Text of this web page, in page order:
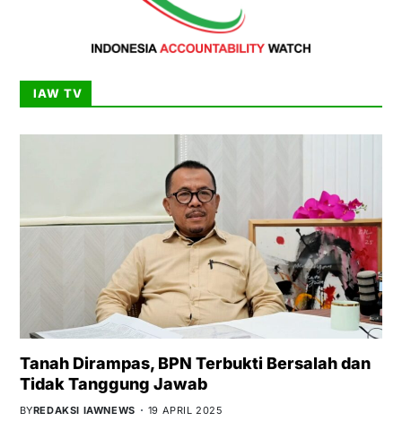
IAW TV
Tanah Dirampas, BPN Terbukti Bersalah dan
Tidak Tanggung Jawab
BYREDAKSI IAWNEWS 19 APRIL 2025